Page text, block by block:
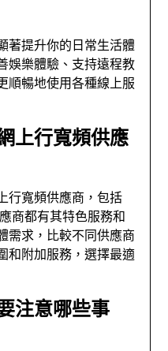
著提升你的日常生活體
娛樂體驗、支持遠程教
順暢地使用各種線上服
上行寬頻供應
行寬頻供應商，包括
商都有其特色服務和
需求，比較不同供應商
和附加服務，選擇最適
注意哪些事